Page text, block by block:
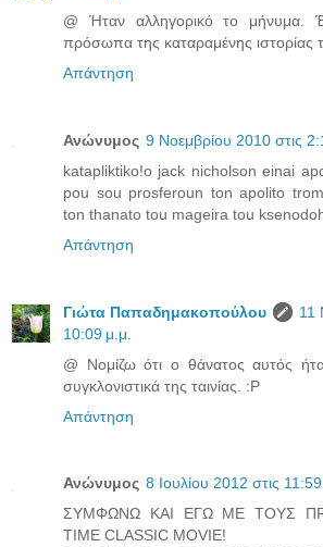
@ Ήταν αλληγορικό το μήνυμα.
πρόσωπα της καταραμένης ιστορίας
Απάντηση
Ανώνυμος 9 Νοεμβρίου 2010 στις
katapliktiko!o jack nicholson einai
pou sou prosferoun ton apolito
ton thanato tou mageira tou
Απάντηση
Γιώτα Παπαδημακοπούλου
11
10:09 μ.μ.
@ Νομίζω ότι ο θάνατος αυτός
συγκλονιστικά της ταινίας. :P
Απάντηση
Ανώνυμος 8 Ιουλίου 2012 στις
ΣΥΜΦΩΝΩ ΚΑΙ ΕΓΩ ΜΕ ΤΟΥΣ
TIME CLASSIC MOVIE!